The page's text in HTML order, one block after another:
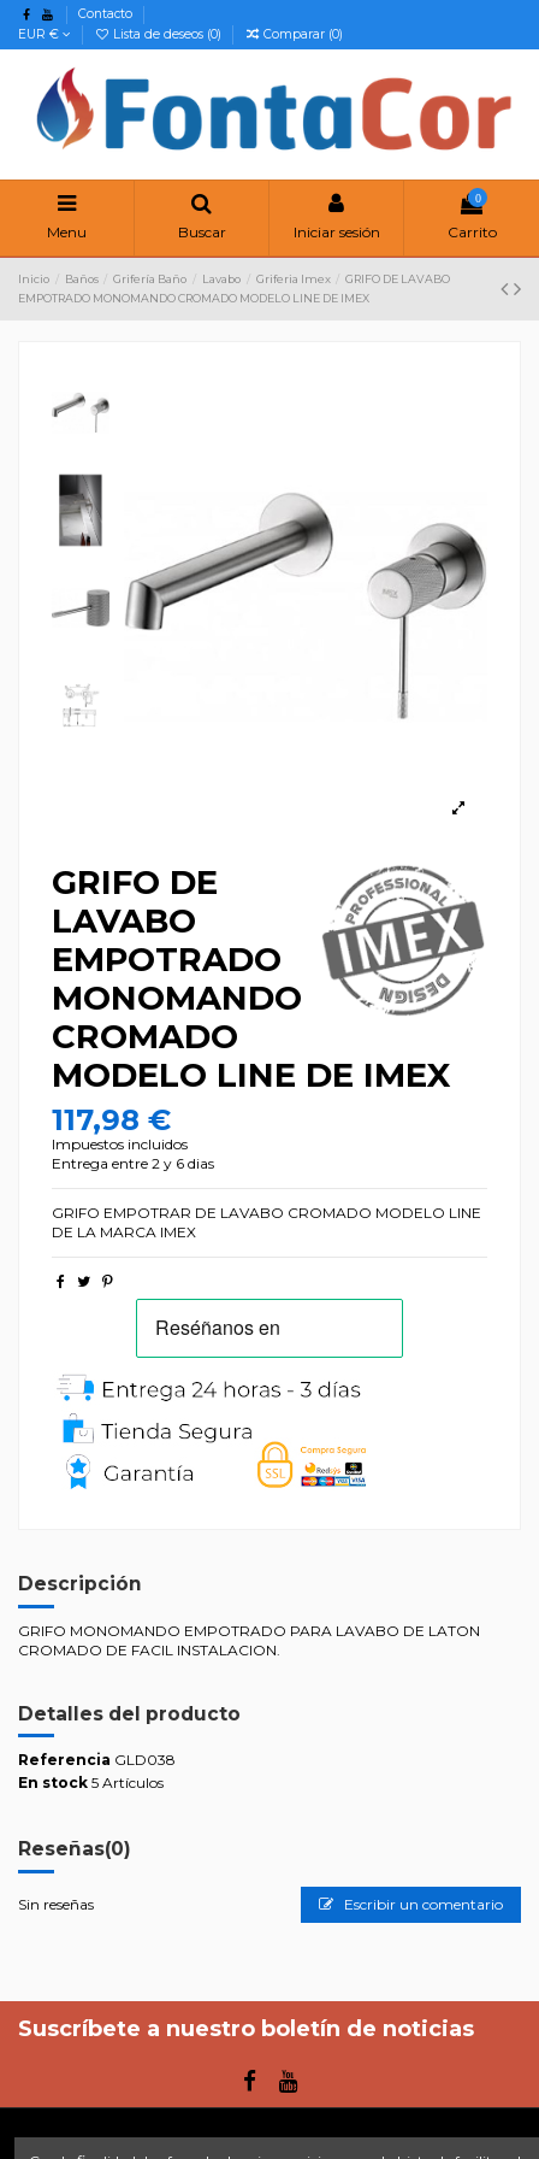
Contacto
EUR €
Lista de deseos (0) Comparar (0)
Menu Buscar Iniciar sesión
0
Carrito
Inicio Baños Grifería Baño Lavabo Griferia Imex
GRIFO DE LAVABO
EMPOTRADO MONOMANDO CROMADO MODELO LINE DE IMEX
GRIFO DE
LAVABO
EMPOTRADO
MONOMANDO
CROMADO
MODELO LINE DE IMEX
117,98 €
Impuestos incluidos
Entrega entre 2 y 6 dias
GRIFO EMPOTRAR DE LAVABO CROMADO MODELO LINE
DE LA MARCA IMEX
Descripción
GRIFO MONOMANDO EMPOTRADO PARA LAVABO DE LATON
CROMADO DE FACIL INSTALACION.
Detalles del producto
Referencia GLD038
En stock 5 Artículos
Reseñas(0)
Sin reseñas Escribir un comentario
Suscríbete a nuestro boletín de noticias